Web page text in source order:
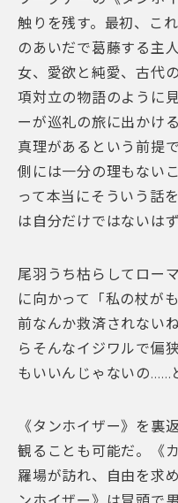
触りを残す。最初、こ
のあいだで葛藤する主
女、愛欲と純愛、古代
項対立の物語のように
ーが巡礼の旅に出かけ
真理があるという前提
側には一分の理もない
って本当にそういう話
は自分だけではないはず
尾羽うち枯らしてロー
に向かって「私の杖が
前なんか救済されない
らそんなイジワルで偏
もいいんじゃないの……
《タンホイザー》を裏
観ることも可能だ。《
羅場が訪れ、自由を求